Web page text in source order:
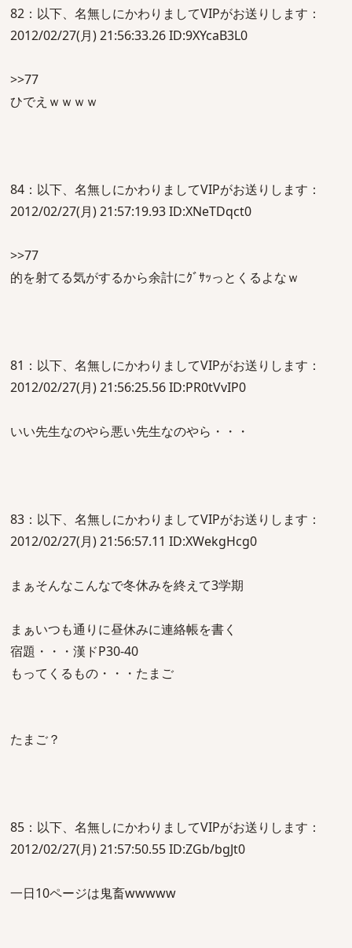
82：以下、名無しにかわりましてVIPがお送りします：
2012/02/27(月) 21:56:33.26 ID:9XYcaB3L0
>>77
ひでえｗｗｗｗ
84：以下、名無しにかわりましてVIPがお送りします：
2012/02/27(月) 21:57:19.93 ID:XNeTDqct0
>>77
的を射てる気がするから余計にｸﾞｻｯっとくるよなｗ
81：以下、名無しにかわりましてVIPがお送りします：
2012/02/27(月) 21:56:25.56 ID:PR0tVvIP0
いい先生なのやら悪い先生なのやら・・・
83：以下、名無しにかわりましてVIPがお送りします：
2012/02/27(月) 21:56:57.11 ID:XWekgHcg0
まぁそんなこんなで冬休みを終えて3学期
まぁいつも通りに昼休みに連絡帳を書く
宿題・・・漢ドP30-40
もってくるもの・・・たまご
たまご？
85：以下、名無しにかわりましてVIPがお送りします：
2012/02/27(月) 21:57:50.55 ID:ZGb/bgJt0
一日10ページは鬼畜wwwww